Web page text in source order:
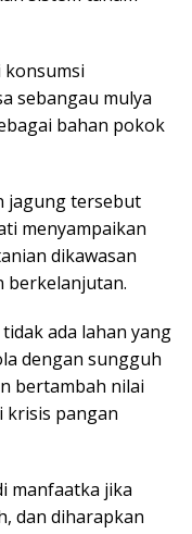
konsumsi
sebangau mulya
bahan pokok
jagung tersebut
menyampaikan
dikawasan
berkelanjutan.
ada lahan yang
dengan sungguh
bertambah nilai
krisis pangan
manfaatka jika
dan diharapkan